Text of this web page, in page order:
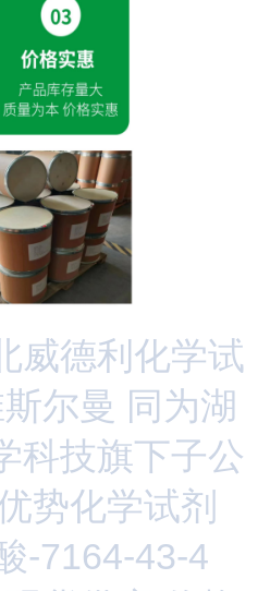
威德利化学试
尔曼 同为湖
科技旗下子公
势化学试剂
-7164-43-4